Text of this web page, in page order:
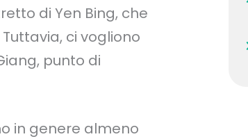
di Yen Bing, che
ci vogliono
punto di
in genere almeno